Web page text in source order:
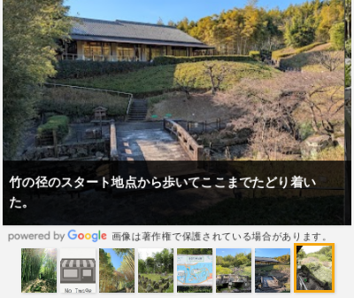
阪急桂駅から市バスで約３０分で洛西竹林公園バス停に
着き住宅街を抜けて10分で公園に着く。
画像は著作権で保護されている場合があります。